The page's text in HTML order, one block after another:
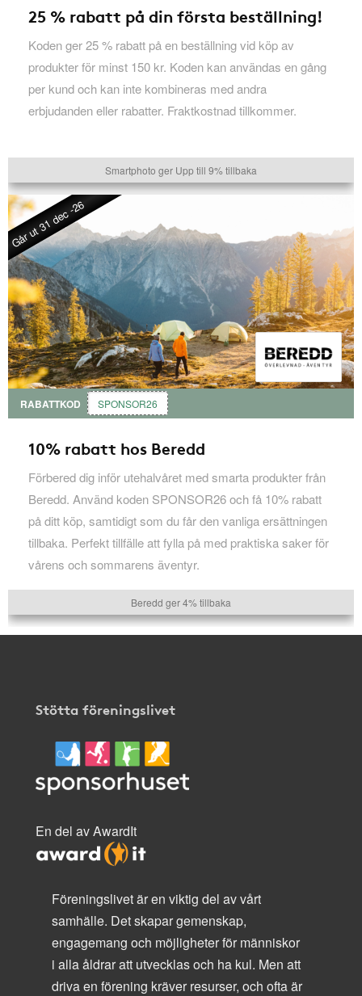
25 % rabatt på din första beställning!
Koden ger 25 % rabatt på en beställning vid köp av
produkter för minst 150 kr. Koden kan användas en gång
per kund och kan inte kombineras med andra
erbjudanden eller rabatter. Fraktkostnad tillkommer.
Smartphoto ger Upp till 9% tillbaka
Går ut 31 dec -26
RABATTKOD SPONSOR26
10% rabatt hos Beredd
Förbered dig inför utehalvåret med smarta produkter från
Beredd. Använd koden SPONSOR26 och få 10% rabatt
på ditt köp, samtidigt som du får den vanliga ersättningen
tillbaka. Perfekt tillfälle att fylla på med praktiska saker för
vårens och sommarens äventyr.
Beredd ger 4% tillbaka
Stötta föreningslivet
En del av AwardIt
Föreningslivet är en viktig del av vårt
samhälle. Det skapar gemenskap,
engagemang och möjligheter för människor
i alla åldrar att utvecklas och ha kul. Men att
driva en förening kräver resurser, och ofta är